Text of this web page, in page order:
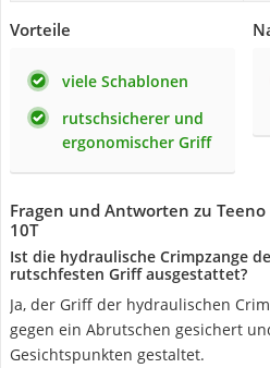
Vorteile
viele Schablonen
rutschsicherer und
ergonomischer Griff
Fragen und Antworten zu
10T
Ist die hydraulische Crimpzange
rutschfesten Griff ausgestattet?
Ja, der Griff der hydraulischen
gegen ein Abrutschen gesichert
Gesichtspunkten gestaltet.